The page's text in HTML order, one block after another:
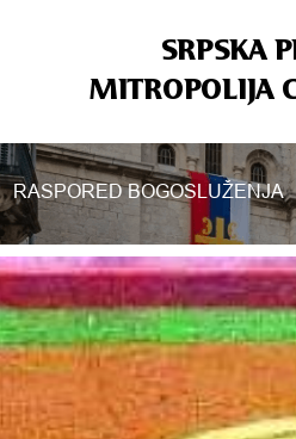
SRPSKA
MITROPOLIJA
RASPORED BOGOSLUŽENJA